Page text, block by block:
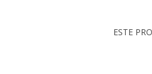
ESTE